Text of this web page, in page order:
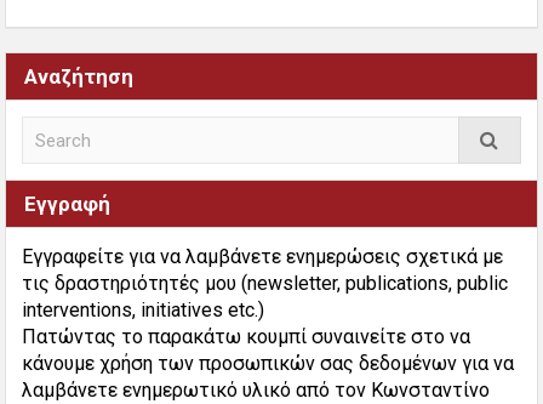
Αναζήτηση
Εγγραφή
Εγγραφείτε για να λαμβάνετε ενημερώσεις σχετικά με
τις δραστηριότητές μου (newsletter, publications, public
interventions, initiatives etc.)
Πατώντας το παρακάτω κουμπί συναινείτε στο να
κάνουμε χρήση των προσωπικών σας δεδομένων για να
λαμβάνετε ενημερωτικό υλικό από τον Κωνσταντίνο